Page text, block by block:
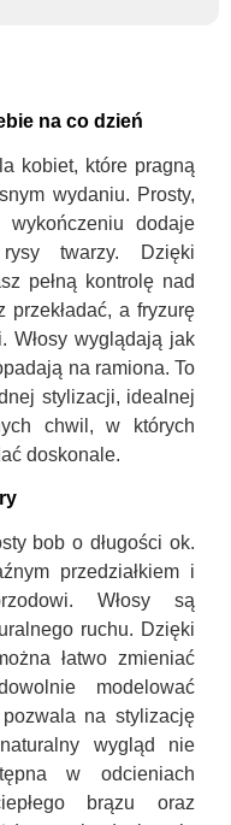
na co dzień
kobiet, które pragną
wydaniu. Prosty,
dodaje
twarzy. Dzięki
pełną kontrolę nad
przekładać, a fryzurę
Włosy wyglądają jak
na ramiona. To
stylizacji, idealnej
chwil, w których
doskonale.
bob o długości ok.
przedziałkiem i
Włosy są
ruchu. Dzięki
łatwo zmieniać
modelować
pozwala na stylizację
wygląd nie
w odcieniach
brązu oraz